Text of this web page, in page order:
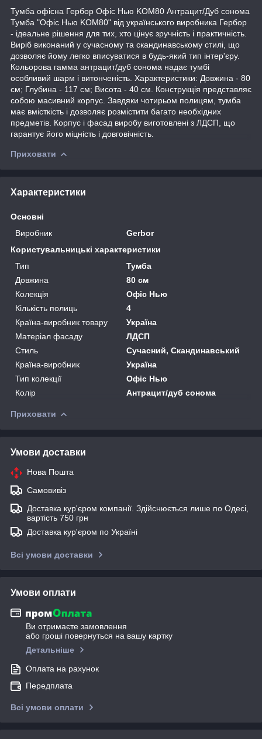
Тумба офісна Гербор Офіс Нью KOM80 Антрацит/Дуб сонома
Тумба "Офіс Нью KOM80" від українського виробника Гербор
- ідеальне рішення для тих, хто цінує зручність і практичність.
Виріб виконаний у сучасному та скандинавському стилі, що
дозволяє йому легко вписуватися в будь-який тип інтер'єру.
Кольорова гамма антрацит/дуб сонома надає тумбі
особливий шарм і витонченість. Характеристики: Довжина - 80
см; Глубина - 117 см; Висота - 40 см. Конструкція представляє
собою масивний корпус. Завдяки чотирьом полицям, тумба
має вмісткість і дозволяє розмістити багато необхідних
предметів. Корпус і фасад виробу виготовлені з ЛДСП, що
гарантує його міцність і довговічність.
Приховати
Характеристики
Основні
Виробник
Gerbor
Користувальницькі характеристики
Тип
Тумба
Довжина
80 см
Колекція
Офіс Нью
Кількість полиць
4
Країна-виробник товару
Україна
Матеріал фасаду
ЛДСП
Стиль
Сучасний, Скандинавський
Країна-виробник
Україна
Тип колекції
Офіс Нью
Колір
Антрацит/дуб сонома
Приховати
Умови доставки
Нова Пошта
Самовивіз
Доставка кур'єром компанії. Здійснюється лише по Одесі,
вартість 750 грн
Доставка кур'єром по Україні
Всі умови доставки
Умови оплати
Ви отримаєте замовлення
або гроші повернуться на вашу картку
Детальніше
Оплата на рахунок
Передплата
Всі умови оплати